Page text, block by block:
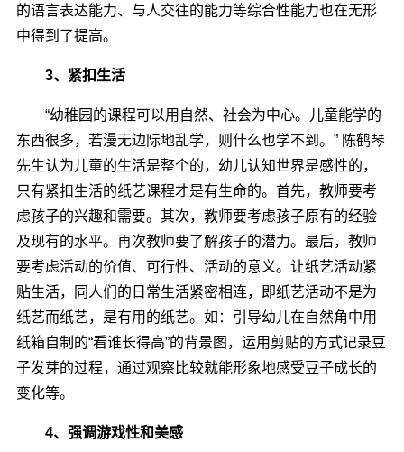
的语言表达能力、与人交往的能力等综合性能力也在无形
中得到了提高。
3、紧扣生活
“幼稚园的课程可以用自然、社会为中心。儿童能学的
东西很多，若漫无边际地乱学，则什么也学不到。” 陈鹤琴
先生认为儿童的生活是整个的，幼儿认知世界是感性的，
只有紧扣生活的纸艺课程才是有生命的。首先，教师要考
虑孩子的兴趣和需要。其次，教师要考虑孩子原有的经验
及现有的水平。再次教师要了解孩子的潜力。最后，教师
要考虑活动的价值、可行性、活动的意义。让纸艺活动紧
贴生活，同人们的日常生活紧密相连，即纸艺活动不是为
纸艺而纸艺，是有用的纸艺。如：引导幼儿在自然角中用
纸箱自制的“看谁长得高”的背景图，运用剪贴的方式记录豆
子发芽的过程，通过观察比较就能形象地感受豆子成长的
变化等。
4、强调游戏性和美感